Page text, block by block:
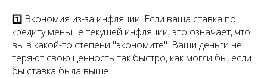
1️⃣ Экономия из-за инфляции: Если ваша ставка по
кредиту меньше текущей инфляции, это означает, что
вы в какой-то степени "экономите". Ваши деньги не
теряют свою ценность так быстро, как могли бы, если
бы ставка была выше.